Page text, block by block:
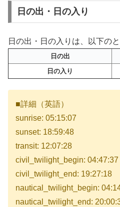
日の出・日の入り
日の出・日の入りは、以下のと
日の出
日の入り
■詳細（英語）
sunrise: 05:15:07
sunset: 18:59:48
transit: 12:07:28
civil_twilight_begin: 04:47:37
civil_twilight_end: 19:27:18
nautical_twilight_begin:
nautical_twilight_end: